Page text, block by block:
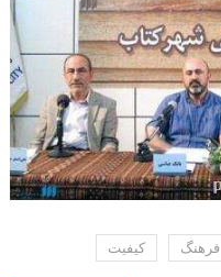
فرهنگ كیفیت